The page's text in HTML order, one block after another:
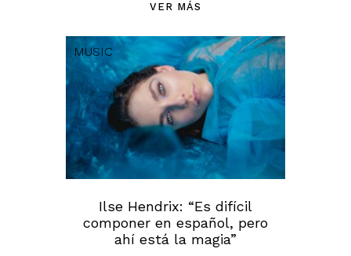
VER MÁS
MUSIC
Ilse Hendrix: “Es difícil
componer en español, pero
ahí está la magia”